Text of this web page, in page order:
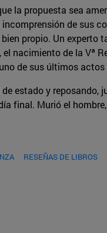
la propuesta sea
de sus
propio. Un
nacimiento de la
de sus últimos
estado y
final. Murió el
RESEÑAS DE LIBROS